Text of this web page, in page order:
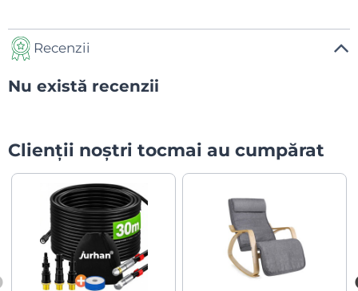
Recenzii
Nu există recenzii
Clienții noștri tocmai au cumpărat